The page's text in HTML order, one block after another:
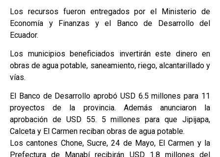
Los recursos fueron entregados por el Ministerio de
Economía y Finanzas y el Banco de Desarrollo del
Ecuador.
Los municipios beneficiados invertirán este dinero en
obras de agua potable, saneamiento, riego, alcantarillado y
vías.
El Banco de Desarrollo aprobó USD 6.5 millones para 11
proyectos de la provincia. Además anunciaron la
aprobación de USD 55. 5 millones para que Jipijapa,
Calceta y El Carmen reciban obras de agua potable.
Los cantones Chone, Sucre, 24 de Mayo, El Carmen y la
Prefectura de Manabí recibirán USD 1.8 millones del